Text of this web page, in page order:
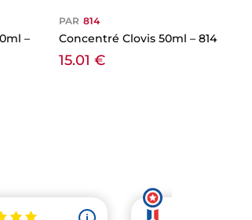
–
PAR 814
Concentré Clovis 50ml – 814
15.01 €